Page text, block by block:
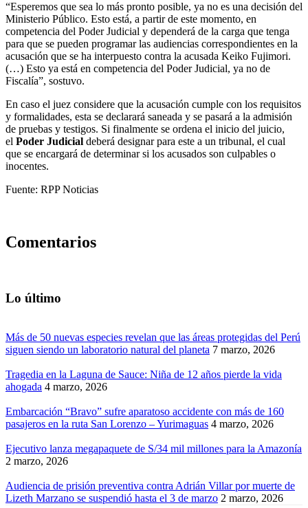
“Esperemos que sea lo más pronto posible, ya no es una decisión del
Ministerio Público. Esto está, a partir de este momento, en
competencia del Poder Judicial y dependerá de la carga que tenga
para que se pueden programar las audiencias correspondientes en la
acusación que se ha interpuesto contra la acusada Keiko Fujimori.
(…) Esto ya está en competencia del Poder Judicial, ya no de
Fiscalía”, sostuvo.
En caso el juez considere que la acusación cumple con los requisitos
y formalidades, esta se declarará saneada y se pasará a la admisión
de pruebas y testigos. Si finalmente se ordena el inicio del juicio,
el Poder Judicial deberá designar para este a un tribunal, el cual
que se encargará de determinar si los acusados son culpables o
inocentes.
Fuente: RPP Noticias
Comentarios
Lo último
Más de 50 nuevas especies revelan que las áreas protegidas del Perú
siguen siendo un laboratorio natural del planeta 7 marzo, 2026
Tragedia en la Laguna de Sauce: Niña de 12 años pierde la vida
ahogada 4 marzo, 2026
Embarcación “Bravo” sufre aparatoso accidente con más de 160
pasajeros en la ruta San Lorenzo – Yurimaguas 4 marzo, 2026
Ejecutivo lanza megapaquete de S/34 mil millones para la Amazonía
2 marzo, 2026
Audiencia de prisión preventiva contra Adrián Villar por muerte de
Lizeth Marzano se suspendió hasta el 3 de marzo 2 marzo, 2026